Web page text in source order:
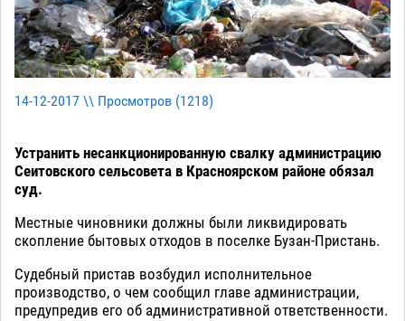
14-12-2017 \\ Просмотров (1218)
Устранить несанкционированную свалку администрацию
Сеитовского сельсовета в Красноярском районе обязал
суд.
Местные чиновники должны были ликвидировать
скопление бытовых отходов в поселке Бузан-Пристань.
Судебный пристав возбудил исполнительное
производство, о чем сообщил главе администрации,
предупредив его об административной ответственности.